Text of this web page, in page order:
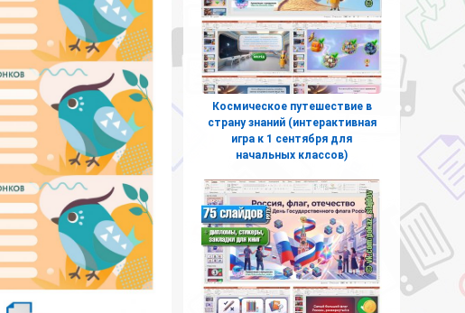
Космическое путешествие в
страну знаний (интерактивная
игра к 1 сентября для
начальных классов)